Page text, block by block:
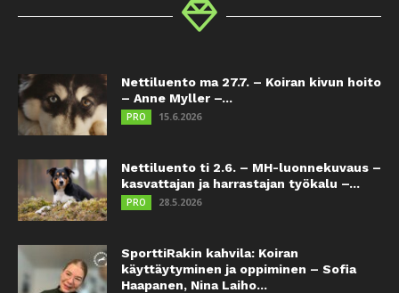
Nettiluento ma 27.7. – Koiran kivun hoito
– Anne Myller –...
PRO 15.6.2026
Nettiluento ti 2.6. – MH-luonnekuvaus –
kasvattajan ja harrastajan työkalu –...
PRO 28.5.2026
SporttiRakin kahvila: Koiran
käyttäytyminen ja oppiminen – Sofia
Haapanen, Nina Laiho...